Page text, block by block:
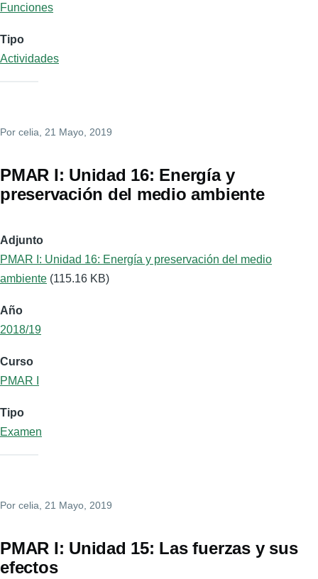
Funciones
Tipo
Actividades
Por celia , 21 Mayo, 2019
PMAR I: Unidad 16: Energía y
preservación del medio ambiente
Adjunto
PMAR I: Unidad 16: Energía y preservación del medio
ambiente (115.16 KB)
Año
2018/19
Curso
PMAR I
Tipo
Examen
Por celia , 21 Mayo, 2019
PMAR I: Unidad 15: Las fuerzas y sus
efectos